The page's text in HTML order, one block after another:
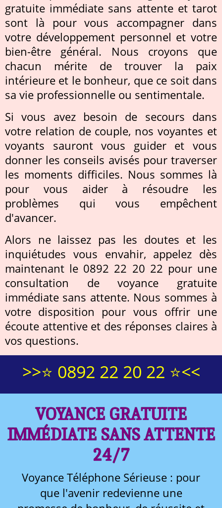
gratuite immédiate sans attente et tarot
sont là pour vous accompagner dans
votre développement personnel et votre
bien-être général. Nous croyons que
chacun mérite de trouver la paix
intérieure et le bonheur, que ce soit dans
sa vie professionnelle ou sentimentale.
Si vous avez besoin de secours dans
votre relation de couple, nos voyantes et
voyants sauront vous guider et vous
donner les conseils avisés pour traverser
les moments difficiles. Nous sommes là
pour vous aider à résoudre les
problèmes qui vous empêchent
d'avancer.
Alors ne laissez pas les doutes et les
inquiétudes vous envahir, appelez dès
maintenant le 0892 22 20 22 pour une
consultation de voyance gratuite
immédiate sans attente. Nous sommes à
votre disposition pour vous offrir une
écoute attentive et des réponses claires à
vos questions.
>>⭐ 0892 22 20 22 ⭐<<
VOYANCE GRATUITE
IMMÉDIATE SANS ATTENTE
24/7
Voyance Téléphone Sérieuse : pour
que l'avenir redevienne une